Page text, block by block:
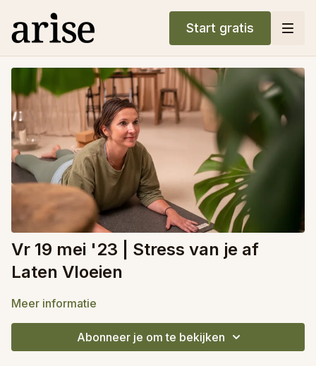
Start gratis
Vr 19 mei '23 | Stress van je af
Laten Vloeien
Meer informatie
Abonneer je om te bekijken